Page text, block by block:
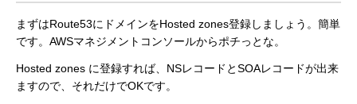
まずはRoute53にドメインをHosted zones登録しましょう。簡単
です。AWSマネジメントコンソールからポチっとな。
Hosted zones に登録すれば、NSレコードとSOAレコードが出来
ますので、それだけでOKです。